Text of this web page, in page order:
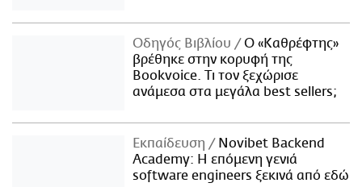
Οδηγός Βιβλίου
Ο «Καθρέφτης»
βρέθηκε στην κορυφή της
Bookvoice. Τι τον ξεχώρισε
ανάμεσα στα μεγάλα best sellers;
Εκπαίδευση
Novibet Backend
Academy: Η επόμενη γενιά
software engineers ξεκινά από εδώ